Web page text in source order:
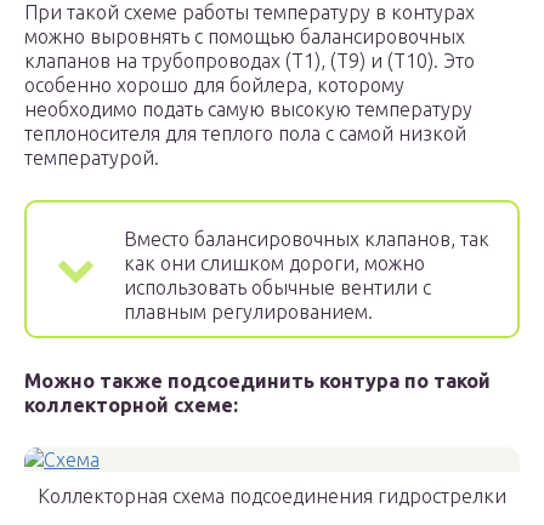
При такой схеме работы температуру в контурах
можно выровнять с помощью балансировочных
клапанов на трубопроводах (Т1), (Т9) и (Т10). Это
особенно хорошо для бойлера, которому
необходимо подать самую высокую температуру
теплоносителя для теплого пола с самой низкой
температурой.
Вместо балансировочных клапанов, так
как они слишком дороги, можно
использовать обычные вентили с
плавным регулированием.
Можно также подсоединить контура по такой
коллекторной схеме:
Коллекторная схема подсоединения гидрострелки